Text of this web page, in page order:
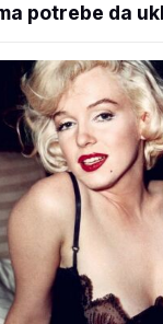
potrebe da